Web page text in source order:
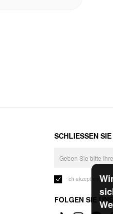
SCHLIESSEN
Ich akzeptiere die
FOLGEN SIE UNS